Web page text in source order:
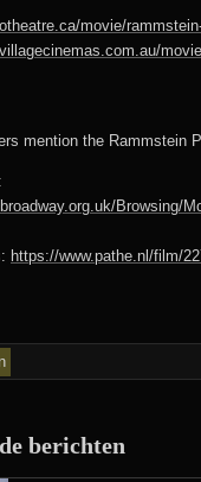
movie/
mention the Rammstein
Browsing/
https://www.pathe.nl/film/
berichten